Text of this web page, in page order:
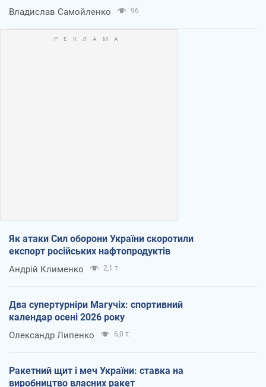
Владислав Самойленко 96
Як атаки Сил оборони України скоротили
експорт російських нафтопродуктів
Андрій Клименко 2,1 т.
Два супертурніри Магучіх: спортивний
календар осені 2026 року
Олександр Липенко 6,0 т.
Ракетний щит і меч України: ставка на
виробництво власних ракет